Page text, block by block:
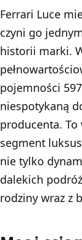
Ferrari Luce
czyni go
historii marki.
pojemności
niespotykaną
producenta. To
segment
nie tylko
dalekich
rodziny wraz z